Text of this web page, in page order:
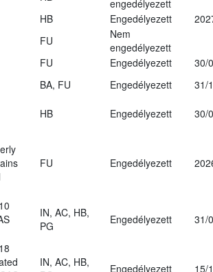
engedélyezett
HB Engedélyezett
FU
Nem
engedélyezett
FU Engedélyezett
30/
BA, FU Engedélyezett
31/
HB Engedélyezett
30/
FU Engedélyezett
IN, AC, HB,
PG
Engedélyezett 31/
IN, AC, HB,
Engedélyezett 15/